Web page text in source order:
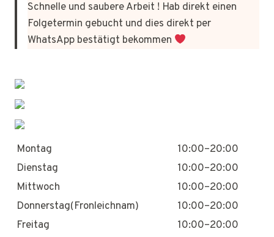
Schnelle und saubere Arbeit ! Hab direkt einen
Folgetermin gebucht und dies direkt per
WhatsApp bestätigt bekommen
Montag
10:00–20:00
Dienstag
10:00–20:00
Mittwoch
10:00–20:00
Donnerstag(Fronleichnam)
10:00–20:00
Freitag
10:00–20:00